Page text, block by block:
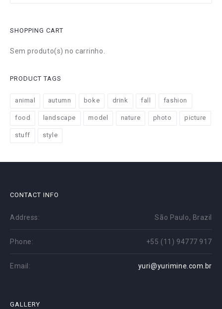
SHOPPING CART
Sem produto(s) no carrinho.
PRODUCT TAGS
animal autumn boke drink fall fashion
food landscape model nature photo picture
stuff style
CONTACT INFO
Address: São Paulo, Brazil
Phone: +55 (11) 94777 917
Email: yuri@yurimine.com.br
GALLERY